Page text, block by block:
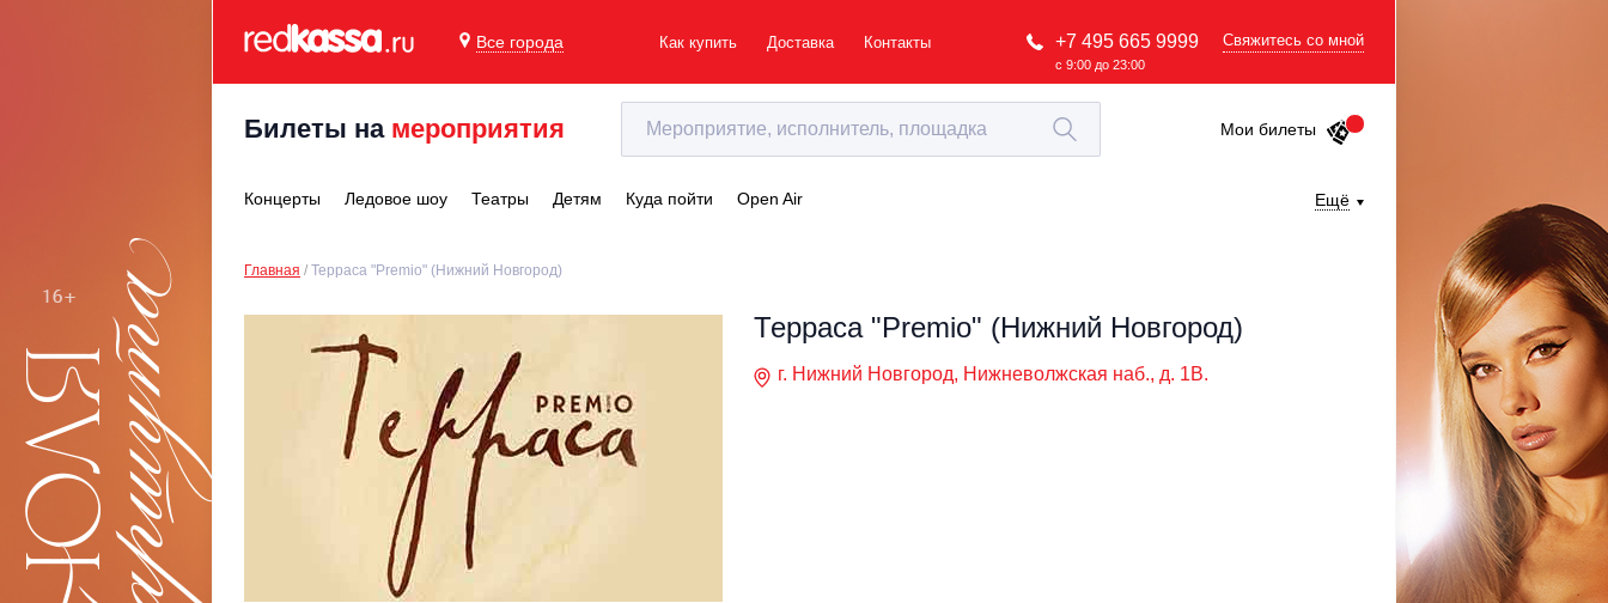
Все города Как купить Доставка Контакты +7 495 665 9999
с 9:00 до 23:00
Свяжитесь со мной
Билеты на мероприятия Мои билеты
Концерты Ледовое шоу Театры Детям Куда пойти Open Air Ещё
Главная Терраса "Premio" (Нижний Новгород)
Терраса "Premio" (Нижний Новгород)
г. Нижний Новгород, Нижневолжская наб., д. 1B.